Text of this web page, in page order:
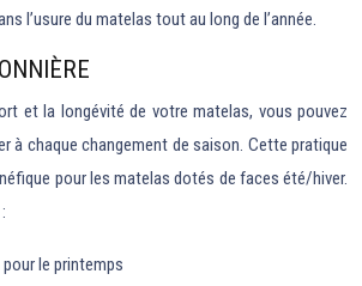
l’usure du matelas tout au long de l’année.
et la longévité de votre matelas, vous pouvez
à chaque changement de saison. Cette pratique
pour les matelas dotés de faces été/hiver.
le printemps